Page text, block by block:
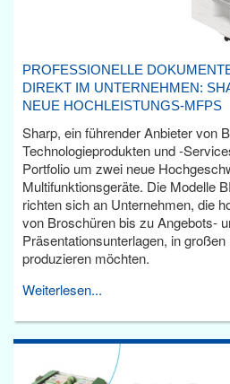
PROFESSIONELLE
DIREKT IM UNTERNEHMEN:
NEUE HOCHLEISTUNGS-MFPS
Sharp, ein führender Anbieter von
Technologieprodukten und -
Portfolio um zwei neue
Multifunktionsgeräte. Die Modelle
richten sich an Unternehmen, die
von Broschüren bis zu Angebots-
Präsentationsunterlagen, in
produzieren möchten.
Weiterlesen...